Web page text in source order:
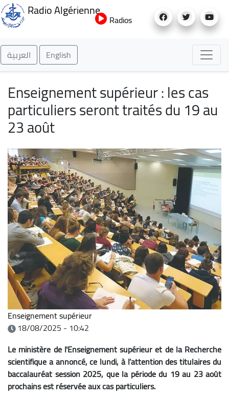
au
Radio Algérienne
Radios
العربية English
Enseignement supérieur : les cas
particuliers seront traités du 19 au
23 août
Enseignement supérieur
18/08/2025 - 10:42
Le ministère de l'Enseignement supérieur et de la Recherche
scientifique a annoncé, ce lundi, à l’attention des titulaires du
baccalauréat session 2025, que la période du 19 au 23 août
prochains est réservée aux cas particuliers.